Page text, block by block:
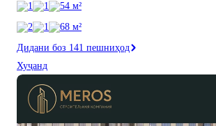
1
1 54 м²
2
1 68 м²
Дидани боз 141 пешниҳод
Хуҷанд